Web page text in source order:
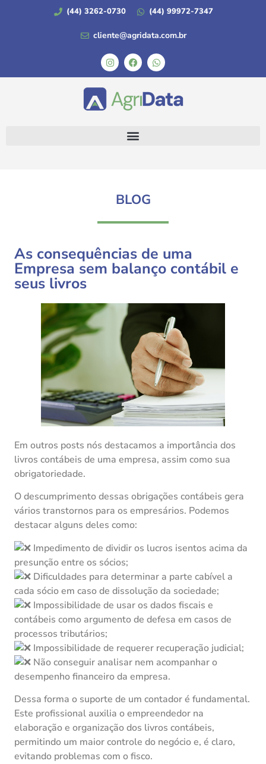
(44) 3262-0730 (44) 99972-7347
cliente@agridata.com.br
BLOG
As consequências de uma
Empresa sem balanço contábil e
seus livros
Em outros posts nós destacamos a importância dos
livros contábeis de uma empresa, assim como sua
obrigatoriedade.
O descumprimento dessas obrigações contábeis gera
vários transtornos para os empresários. Podemos
destacar alguns deles como:
Impedimento de dividir os lucros isentos acima da
presunção entre os sócios;
Dificuldades para determinar a parte cabível a
cada sócio em caso de dissolução da sociedade;
Impossibilidade de usar os dados fiscais e
contábeis como argumento de defesa em casos de
processos tributários;
Impossibilidade de requerer recuperação judicial;
Não conseguir analisar nem acompanhar o
desempenho financeiro da empresa.
Dessa forma o suporte de um contador é fundamental.
Este profissional auxilia o empreendedor na
elaboração e organização dos livros contábeis,
permitindo um maior controle do negócio e, é claro,
evitando problemas com o fisco.